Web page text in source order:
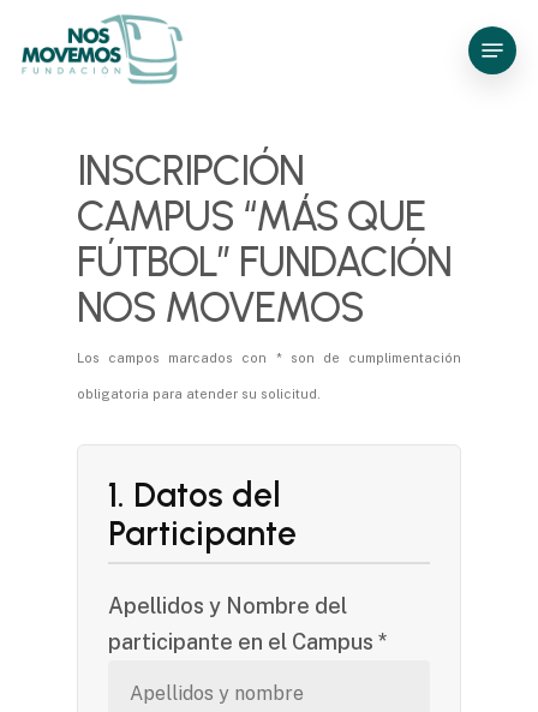
Menu
INSCRIPCIÓN
CAMPUS “MÁS QUE
FÚTBOL” FUNDACIÓN
NOS MOVEMOS
Los campos marcados con * son de cumplimentación
obligatoria para atender su solicitud.
1. Datos del
Participante
Apellidos y Nombre del
participante en el Campus *